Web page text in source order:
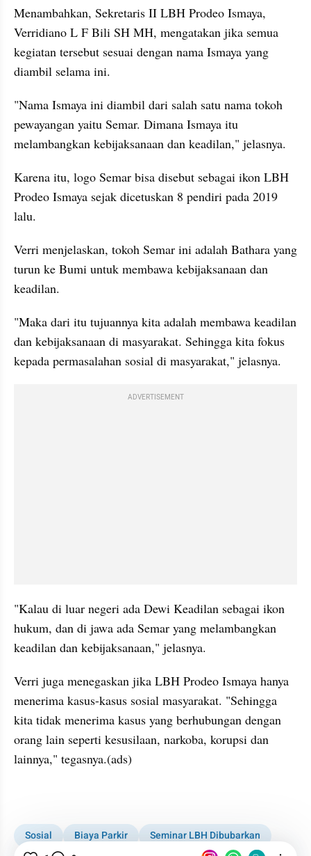
Menambahkan, Sekretaris II LBH Prodeo Ismaya,
Verridiano L F Bili SH MH, mengatakan jika semua
kegiatan tersebut sesuai dengan nama Ismaya yang
diambil selama ini.
"Nama Ismaya ini diambil dari salah satu nama tokoh
pewayangan yaitu Semar. Dimana Ismaya itu
melambangkan kebijaksanaan dan keadilan," jelasnya.
Karena itu, logo Semar bisa disebut sebagai ikon LBH
Prodeo Ismaya sejak dicetuskan 8 pendiri pada 2019
lalu.
Verri menjelaskan, tokoh Semar ini adalah Bathara yang
turun ke Bumi untuk membawa kebijaksanaan dan
keadilan.
"Maka dari itu tujuannya kita adalah membawa keadilan
dan kebijaksanaan di masyarakat. Sehingga kita fokus
kepada permasalahan sosial di masyarakat," jelasnya.
ADVERTISEMENT
"Kalau di luar negeri ada Dewi Keadilan sebagai ikon
hukum, dan di jawa ada Semar yang melambangkan
keadilan dan kebijaksanaan," jelasnya.
Verri juga menegaskan jika LBH Prodeo Ismaya hanya
menerima kasus-kasus sosial masyarakat. "Sehingga
kita tidak menerima kasus yang berhubungan dengan
orang lain seperti kesusilaan, narkoba, korupsi dan
lainnya," tegasnya.(ads)
Sosial Biaya Parkir
Seminar LBH Dibubarkan